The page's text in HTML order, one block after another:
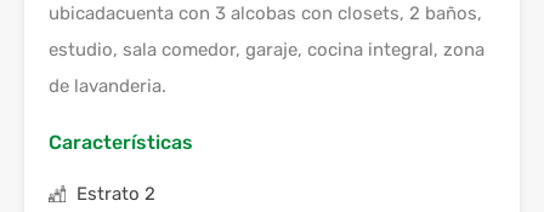
ubicadacuenta con 3 alcobas con closets, 2 baños,
estudio, sala comedor, garaje, cocina integral, zona
de lavanderia.
Características
Estrato 2